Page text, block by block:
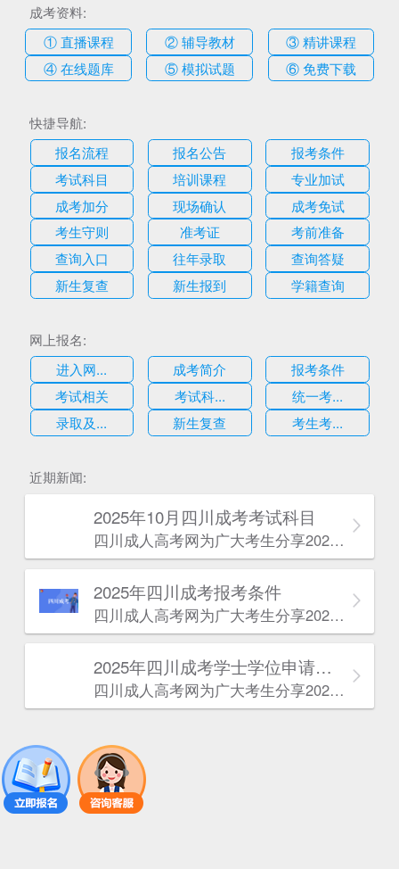
成考资料:
① 直播课程
② 辅导教材
③ 精讲课程
④ 在线题库
⑤ 模拟试题 ⑥ 免费下载
快捷导航:
报名流程
报名公告
报考条件
考试科目
培训课程
专业加试
成考加分
现场确认
成考免试
考生守则
准考证
考前准备
查询入口
往年录取
查询答疑
新生复查
新生报到 学籍查询
网上报名:
进入网...
成考简介
报考条件
考试相关
考试科...
统一考...
录取及...
新生复查 考生考...
近期新闻:
2025年10月四川成考考试科目
四川成人高考网​为广大考生分享2025年10月四川成考考试科目。为广大在职人员和社会人士提供学历提升的机会。更多四川成考考试信息，欢迎在线访问四川成人高考网。
2025年‌‌‌‌四川成考报考条件
四川成人高考网​为广大考生分享2025年‌‌‌‌四川成考报考条件。为广大在职人员和社会人士提供学历提升的机会。更多四川成考考试信息，欢迎在线访问四川成人高考网。
2025年‌‌‌‌四川成考学士学位申请条件
四川成人高考网​为广大考生分享2025年‌‌‌‌四川成考学士学位申请条件。为广大在职人员和社会人士提供学历提升的机会。更多四川成考考试信息，欢迎在线访问四川成人高考网。